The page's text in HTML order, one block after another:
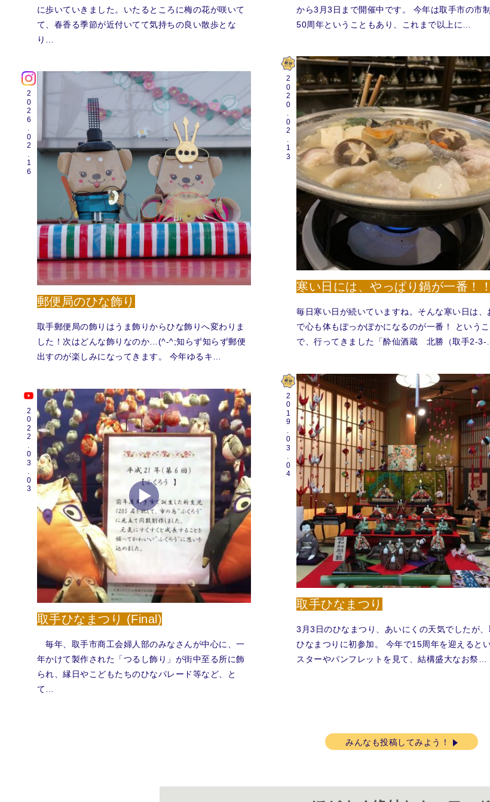
に歩いていきました。いたるところに梅の花が咲いて
て、春香る季節が近付いてて気持ちの良い散歩とな
り…
2026.02.16
郵便局のひな飾り
取手郵便局の飾りはうま飾りからひな飾りへ変わりま
した！次はどんな飾りなのか…(^-^;知らず知らず郵便
出すのが楽しみになってきます。 今年ゆるキ…
2022.03.03
取手ひなまつり (Final)
毎年、取手市商工会婦人部のみなさんが中心に、一
年かけて製作された「つるし飾り」が街中至る所に飾
られ、縁日やこどもたちのひなパレード等など、と
て…
から3月3日まで開催中です。 今年は取手市の市
50周年ということもあり、これまで以上に…
2020.02.13
寒い日には、やっぱり鍋が一番！！
毎日寒い日が続いていますね。そんな寒い日は、
で心も体もぽっかぽかになるのが一番！ というこ
で、行ってきました「酔仙酒蔵 北勝（取手2-
2019.03.04
取手ひなまつり
3月3日のひなまつり、あいにくの天気でしたが、
ひなまつりに初参加。 今年で15周年を迎えると
スターやパンフレットを見て、結構盛大なお祭…
みんなも投稿してみよう！